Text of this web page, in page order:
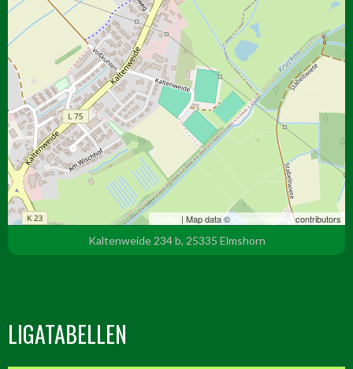
Leaflet | Map data © OpenStreetMapcontributors
Kaltenweide 234 b, 25335 Elmshorn
LIGATABELLEN